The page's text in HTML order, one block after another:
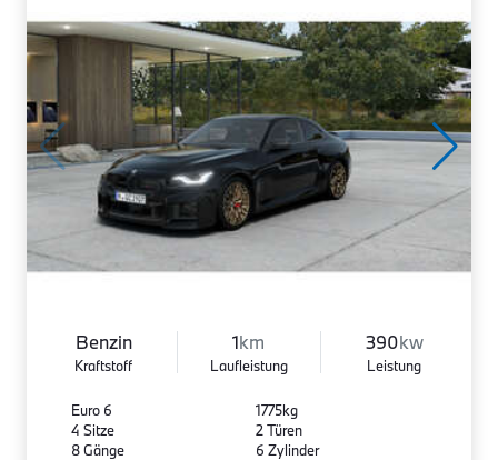
Benzin
Kraftstoff
1km
Laufleistung
390kw
Leistung
Euro 6
4 Sitze
8 Gänge
1775kg
2 Türen
6 Zylinder